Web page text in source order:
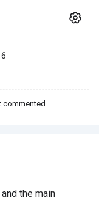
commented
the main